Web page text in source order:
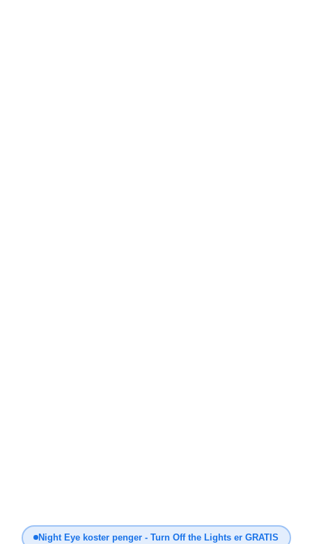
Night Eye koster penger - Turn Off the Lights er GRATIS